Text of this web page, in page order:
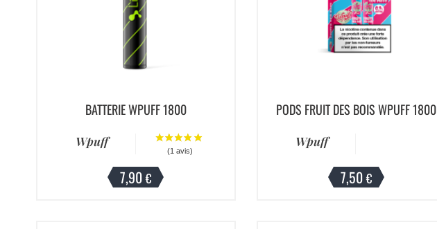
BATTERIE WPUFF 1800
Wpuff
7,90€
PODS FRUIT DES BOIS WPUFF 1800
Wpuff
7,50€